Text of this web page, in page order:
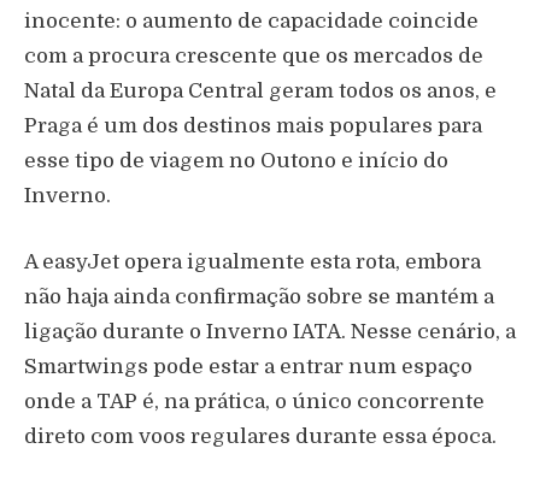
inocente: o aumento de capacidade coincide
com a procura crescente que os mercados de
Natal da Europa Central geram todos os anos, e
Praga é um dos destinos mais populares para
esse tipo de viagem no Outono e início do
Inverno.
A easyJet opera igualmente esta rota, embora
não haja ainda confirmação sobre se mantém a
ligação durante o Inverno IATA. Nesse cenário, a
Smartwings pode estar a entrar num espaço
onde a TAP é, na prática, o único concorrente
direto com voos regulares durante essa época.